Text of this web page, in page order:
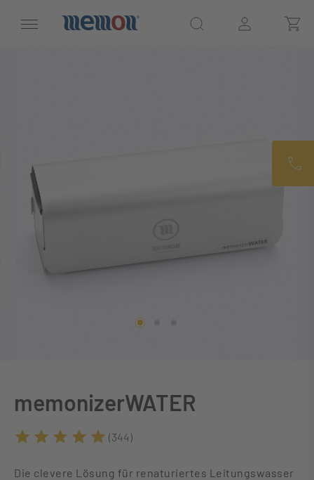
memonizerWATER
(344)
Die clevere Lösung für renaturiertes Leitungswasser